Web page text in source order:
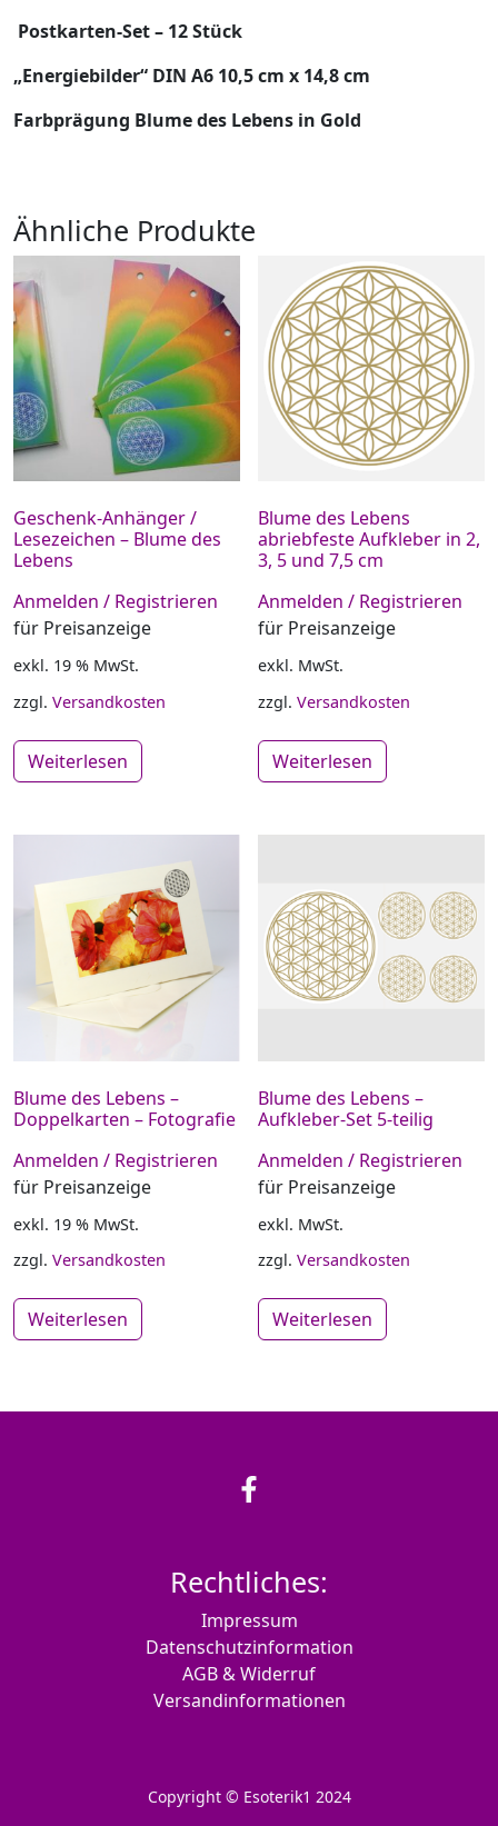
Postkarten-Set – 12 Stück
„Energiebilder“ DIN A6 10,5 cm x 14,8 cm
Farbprägung Blume des Lebens in Gold
Ähnliche Produkte
Geschenk-Anhänger /
Lesezeichen – Blume des
Lebens
Anmelden / Registrieren
für Preisanzeige
exkl. 19 % MwSt.
zzgl. Versandkosten
Weiterlesen
Blume des Lebens
abriebfeste Aufkleber in 2,
3, 5 und 7,5 cm
Anmelden / Registrieren
für Preisanzeige
exkl. MwSt.
zzgl.Versandkosten
Weiterlesen
Blume des Lebens –
Doppelkarten – Fotografie
Anmelden / Registrieren
für Preisanzeige
exkl. 19 % MwSt.
zzgl. Versandkosten
Weiterlesen
Blume des Lebens –
Aufkleber-Set 5-teilig
Anmelden / Registrieren
für Preisanzeige
exkl. MwSt.
zzgl.Versandkosten
Weiterlesen
Rechtliches:
Impressum
Datenschutzinformation
AGB & Widerruf
Versandinformationen
Copyright © Esoterik1 2024